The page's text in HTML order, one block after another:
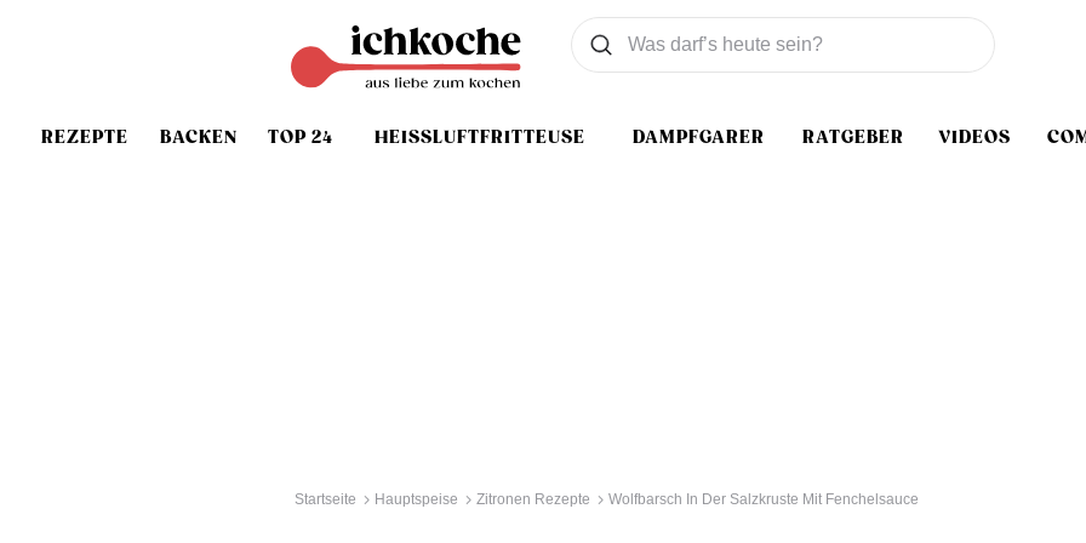
REZEPTE BACKEN TOP 24 HEISSLUFTFRITTEUSE DAMPFGARER RATGEBER VIDEOS
Was wollen Sie suchen
Suchen
Startseite Hauptspeise Zitronen Rezepte Wolfbarsch In Der Salzkruste Mit Fenchelsauce